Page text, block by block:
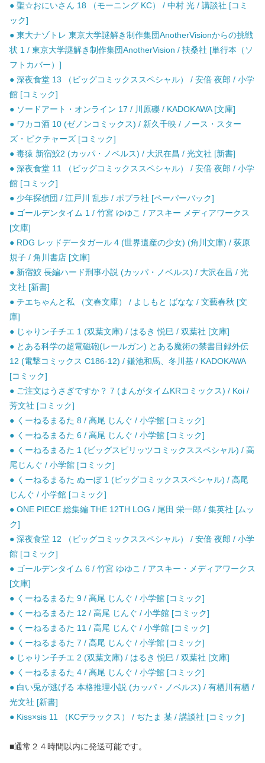
● 聖☆おにいさん 18 （モーニング KC） / 中村 光 / 講談社 [コミ
ック]
● 東大ナゾトレ 東京大学謎解き制作集団AnotherVisionからの挑戦
状 1 / 東京大学謎解き制作集団AnotherVision / 扶桑社 [単行本（ソ
フトカバー）]
● 深夜食堂 13 （ビッグコミックススペシャル） / 安倍 夜郎 / 小学
館 [コミック]
● ソードアート・オンライン 17 / 川原礫 / KADOKAWA [文庫]
● ワカコ酒 10 (ゼノンコミックス) / 新久千映 / ノース・スター
ズ・ピクチャーズ [コミック]
● 毒猿 新宿鮫2 (カッパ・ノベルス) / 大沢在昌 / 光文社 [新書]
● 深夜食堂 11 （ビッグコミックススペシャル） / 安倍 夜郎 / 小学
館 [コミック]
● 少年探偵団 / 江戸川 乱歩 / ポプラ社 [ペーパーバック]
● ゴールデンタイム 1 / 竹宮 ゆゆこ / アスキー メディアワークス
[文庫]
● RDG レッドデータガール 4 (世界遺産の少女) (角川文庫) / 荻原
規子 / 角川書店 [文庫]
● 新宿鮫 長編ハード刑事小説 (カッパ・ノベルス) / 大沢在昌 / 光
文社 [新書]
● チエちゃんと私 （文春文庫） / よしもと ばなな / 文藝春秋 [文
庫]
● じゃりン子チエ 1 (双葉文庫) / はるき 悦巳 / 双葉社 [文庫]
● とある科学の超電磁砲(レールガン) とある魔術の禁書目録外伝
12 (電撃コミックス C186-12) / 鎌池和馬、冬川基 / KADOKAWA
[コミック]
● ご注文はうさぎですか？ 7 (まんがタイムKRコミックス) / Koi /
芳文社 [コミック]
● くーねるまるた 8 / 高尾 じんぐ / 小学館 [コミック]
● くーねるまるた 6 / 高尾 じんぐ / 小学館 [コミック]
● くーねるまるた 1 (ビッグスピリッツコミックススペシャル) / 高
尾じんぐ / 小学館 [コミック]
● くーねるまるた ぬーぼ 1 (ビッグコミックススペシャル) / 高尾
じんぐ / 小学館 [コミック]
● ONE PIECE 総集編 THE 12TH LOG / 尾田 栄一郎 / 集英社 [ムッ
ク]
● 深夜食堂 12 （ビッグコミックススペシャル） / 安倍 夜郎 / 小学
館 [コミック]
● ゴールデンタイム 6 / 竹宮 ゆゆこ / アスキー・メディアワークス
[文庫]
● くーねるまるた 9 / 高尾 じんぐ / 小学館 [コミック]
● くーねるまるた 12 / 高尾 じんぐ / 小学館 [コミック]
● くーねるまるた 11 / 高尾 じんぐ / 小学館 [コミック]
● くーねるまるた 7 / 高尾 じんぐ / 小学館 [コミック]
● じゃりン子チエ 2 (双葉文庫) / はるき 悦巳 / 双葉社 [文庫]
● くーねるまるた 4 / 高尾 じんぐ / 小学館 [コミック]
● 白い兎が逃げる 本格推理小説 (カッパ・ノベルス) / 有栖川有栖 /
光文社 [新書]
● Kiss×sis 11 （KCデラックス） / ぢたま 某 / 講談社 [コミック]
■通常２４時間以内に発送可能です。